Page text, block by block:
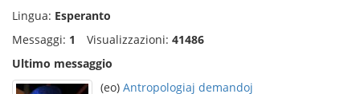
Lingua: Esperanto
Messaggi: 1 Visualizzazioni: 41486
Ultimo messaggio
(eo) Antropologiaj demandoj